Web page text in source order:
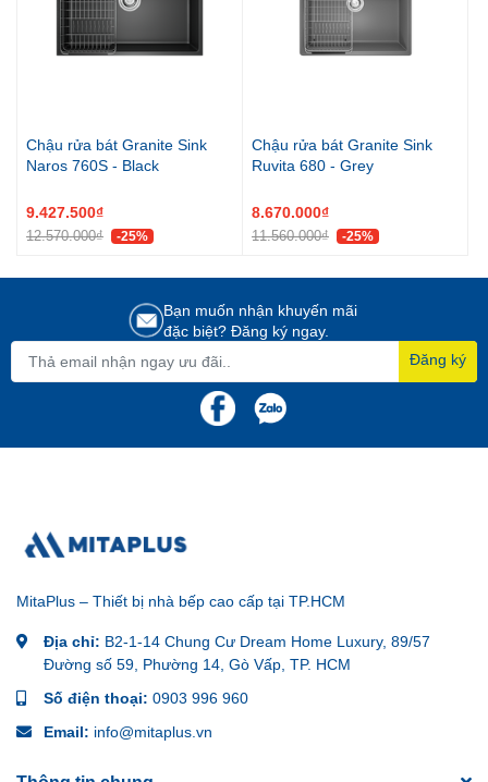
Chậu rửa bát Granite Sink
Naros 760S - Black
9.427.500₫
12.570.000₫ -25%
Chậu rửa bát Granite Sink
Ruvita 680 - Grey
8.670.000₫
11.560.000₫ -25%
Bạn muốn nhận khuyến mãi
đặc biệt? Đăng ký ngay.
Đăng ký
MitaPlus – Thiết bị nhà bếp cao cấp tại TP.HCM
Địa chỉ: B2-1-14 Chung Cư Dream Home Luxury, 89/57
Đường số 59, Phường 14, Gò Vấp, TP. HCM
Số điện thoại: 0903 996 960
Email: info@mitaplus.vn